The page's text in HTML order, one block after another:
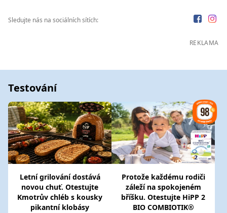
Sledujte nás na sociálních sítích:
REKLAMA
Testování
Letní grilování dostává
novou chuť. Otestujte
Kmotrův chléb s kousky
pikantní klobásy
Protože každému rodiči
záleží na spokojeném
bříšku. Otestujte HiPP 2
BIO COMBIOTIK®